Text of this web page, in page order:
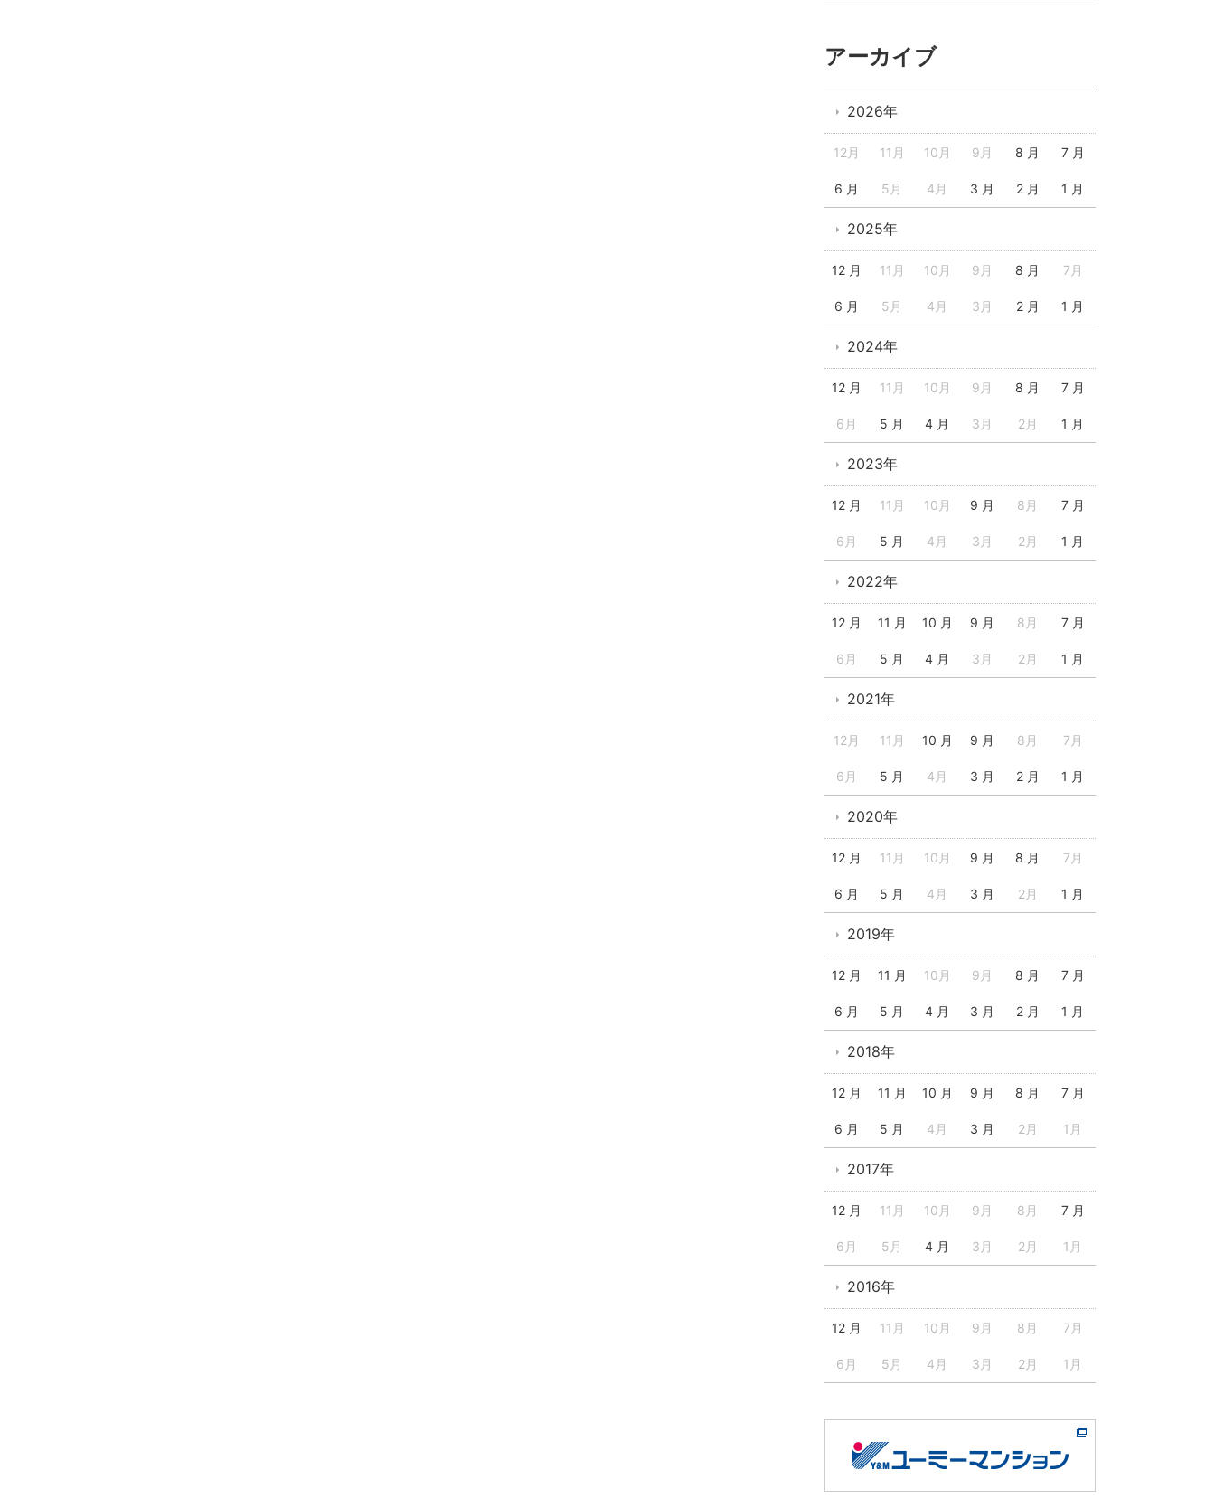
アーカイブ
2026年
12月 11月 10月 9月 8 月 7 月
6 月 5月 4月 3 月 2 月 1 月
2025年
12 月 11月 10月 9月 8 月 7月
6 月 5月 4月 3月 2 月 1 月
2024年
12 月 11月 10月 9月 8 月 7 月
6月 5 月 4 月 3月 2月 1 月
2023年
12 月 11月 10月 9 月 8月 7 月
6月 5 月 4月 3月 2月 1 月
2022年
12 月 11 月 10 月 9 月 8月 7 月
6月 5 月 4 月 3月 2月 1 月
2021年
12月 11月 10 月 9 月 8月 7月
6月 5 月 4月 3 月 2 月 1 月
2020年
12 月 11月 10月 9 月 8 月 7月
6 月 5 月 4月 3 月 2月 1 月
2019年
12 月 11 月 10月 9月 8 月 7 月
6 月 5 月 4 月 3 月 2 月 1 月
2018年
12 月 11 月 10 月 9 月 8 月 7 月
6 月 5 月 4月 3 月 2月 1月
2017年
12 月 11月 10月 9月 8月 7 月
6月 5月 4 月 3月 2月 1月
2016年
12 月 11月 10月 9月 8月 7月
6月 5月 4月 3月 2月 1月